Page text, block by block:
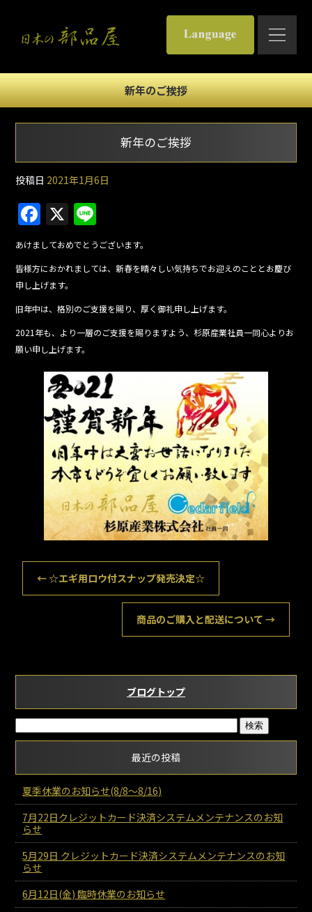
新年のご挨拶
新年のご挨拶
投稿日 2021年1月6日
F
a
c
e
b
o
o
k
X
n
e
あけましておめでとうございます。
皆様方におかれましては、新春を晴々しい気持ちでお迎えのこととお慶び
申し上げます。
旧年中は、格別のご支援を賜り、厚く御礼申し上げます。
2021年も、より一層のご支援を賜りますよう、杉原産業社員一同心よりお
願い申し上げます。
←☆エギ用ロウ付スナップ発売決定☆
商品のご購入と配送について →
ブログトップ
最近の投稿
夏季休業のお知らせ(8/8～8/16)
7月22日クレジットカード決済システムメンテナンスのお知
らせ
5月29日 クレジットカード決済システムメンテナンスのお知
らせ
6月12日(金) 臨時休業のお知らせ